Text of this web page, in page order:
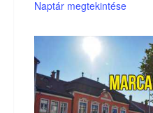
Naptár megtekintése